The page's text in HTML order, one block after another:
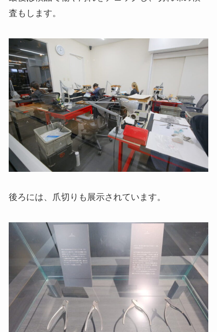
査もします。
後ろには、爪切りも展示されています。